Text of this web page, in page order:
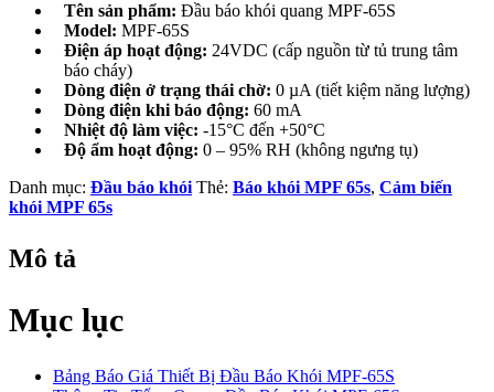
Tên sản phẩm: Đầu báo khói quang MPF‑65S
Model: MPF‑65S
Điện áp hoạt động: 24VDC (cấp nguồn từ tủ trung tâm
báo cháy)
Dòng điện ở trạng thái chờ: 0 µA (tiết kiệm năng lượng)
Dòng điện khi báo động: 60 mA
Nhiệt độ làm việc: -15°C đến +50°C
Độ ẩm hoạt động: 0 – 95% RH (không ngưng tụ)
Danh mục: Đầu báo khói Thẻ: Báo khói MPF 65s, Cảm biến
khói MPF 65s
Mô tả
Mục lục
Bảng Báo Giá Thiết Bị Đầu Báo Khói MPF-65S